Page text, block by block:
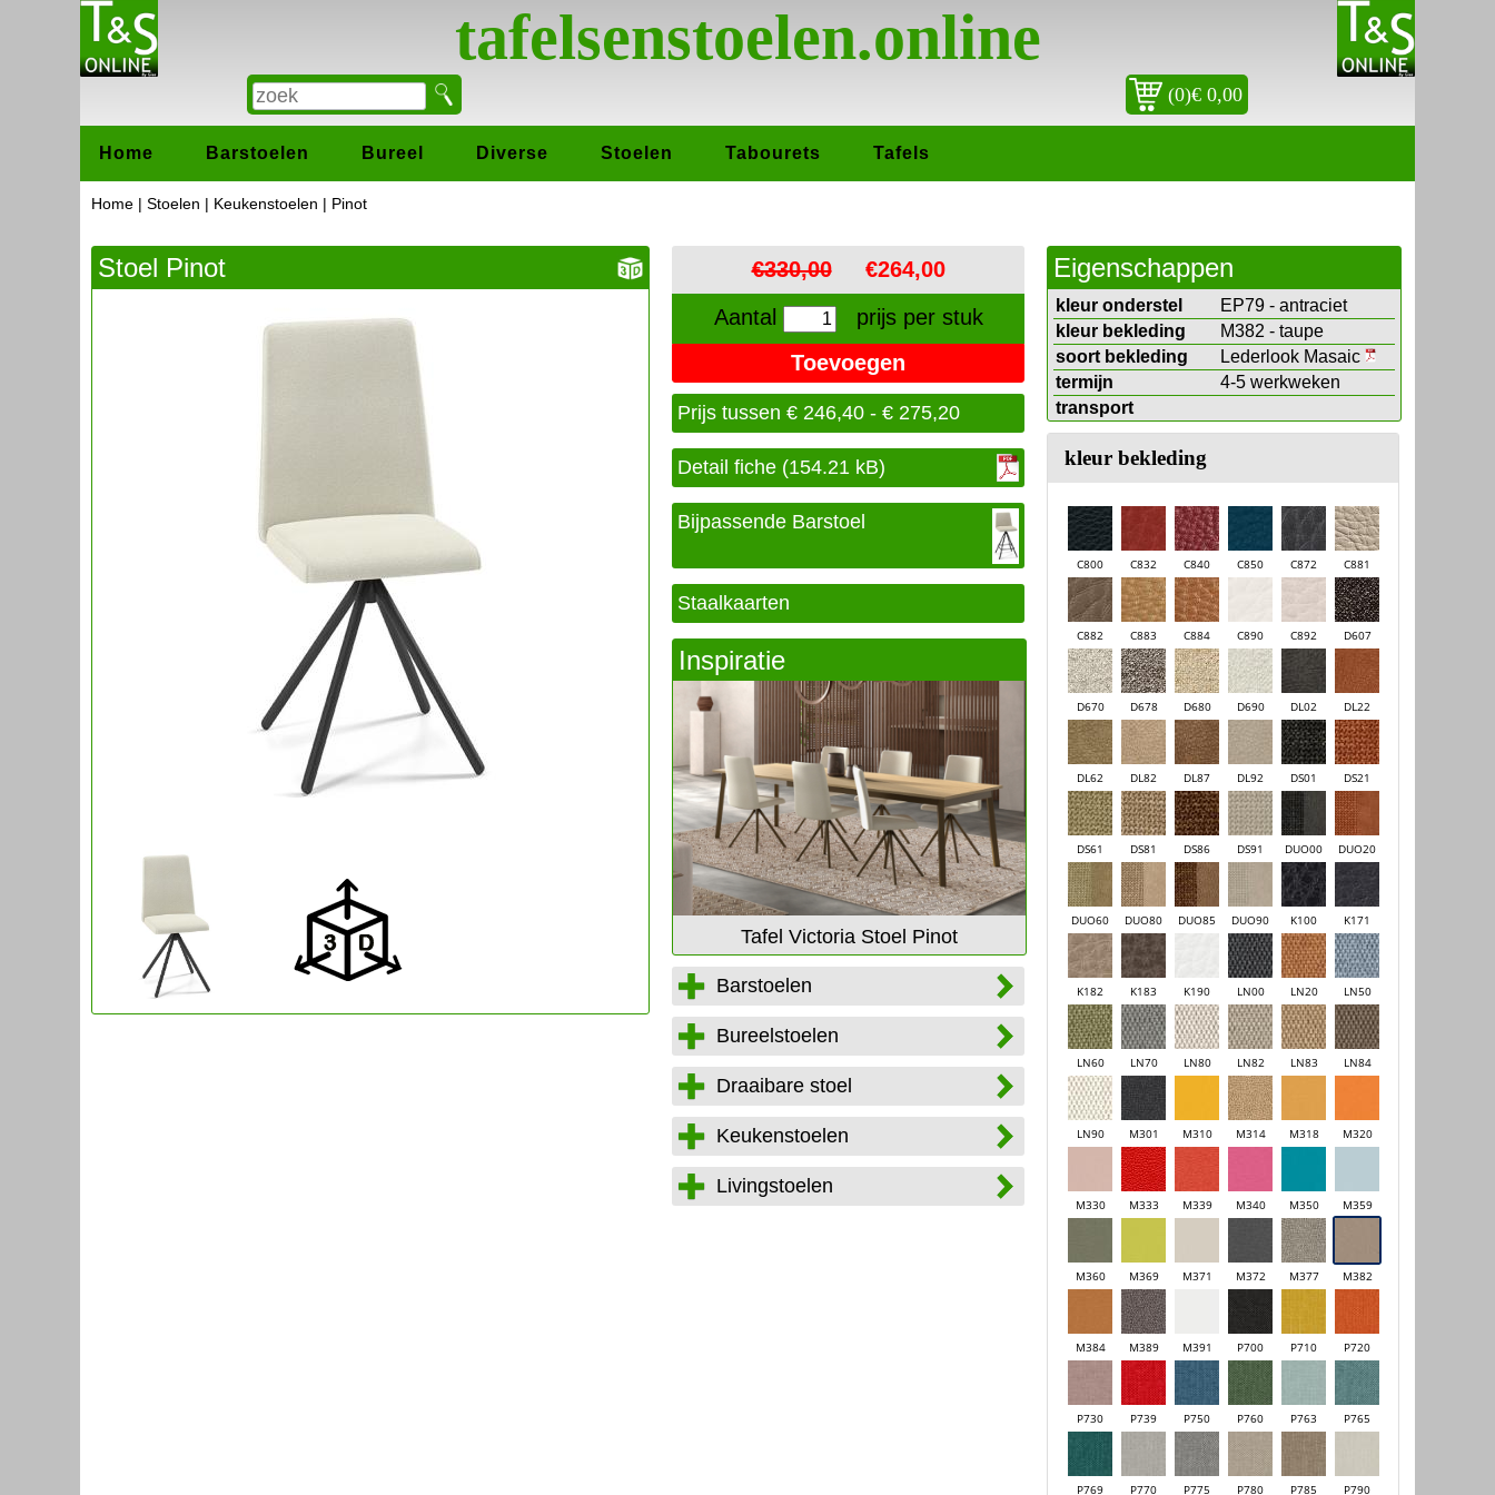
tafelsenstoelen.online
(0)€ 0,00
Home Barstoelen Bureel Diverse Stoelen Tabourets Tafels
Home | Stoelen | Keukenstoelen | Pinot
Stoel Pinot €330,00
€264,00
Aantal
prijs per stuk
Prijs tussen € 246,40 - € 275,20
Detail fiche (154.21 kB)
Bijpassende Barstoel
Staalkaarten
Inspiratie
Tafel Victoria Stoel Pinot Tafel Victoria Stoel Pinot
Barstoelen
Bureelstoelen
Draaibare stoel
Keukenstoelen
Livingstoelen
Eigenschappen
kleur onderstel
EP79 - antraciet
kleur bekleding
M382 - taupe
soort bekleding
Lederlook Masaic
termijn
4-5 werkweken
transport
kleur bekleding
C800 C832 C840 C850 C872 C881
C882 C883 C884 C890 C892 D607
D670 D678 D680 D690 DL02 DL22
DL62 DL82 DL87 DL92 DS01 DS21
DS61 DS81 DS86 DS91 DUO00 DUO20
DUO60 DUO80 DUO85 DUO90 K100 K171
K182 K183 K190 LN00 LN20 LN50
LN60 LN70 LN80 LN82 LN83 LN84
LN90 M301 M310 M314 M318 M320
M330 M333 M339 M340 M350 M359
M360 M369 M371 M372 M377 M382
M384 M389 M391 P700 P710 P720
P730 P739 P750 P760 P763 P765
P769 P770 P775 P780 P785 P790